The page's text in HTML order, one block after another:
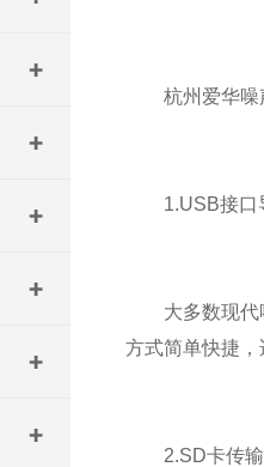
杭州爱华噪声
1.USB接口
大多数现代噪
方式简单快捷
2.SD卡传输